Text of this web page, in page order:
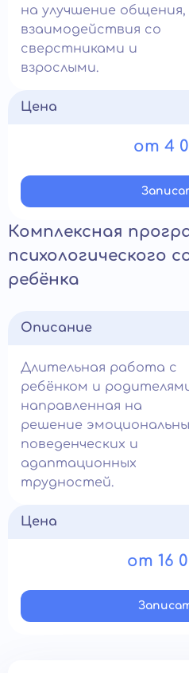
на улучшение общения,
взаимодействия со
сверстниками и
взрослыми.
Цена
от 4
Комплексная
психологического
ребёнка
Описание
Длительная работа с
ребёнком и
направленная на
решение
поведенческих и
адаптационных
трудностей.
Цена
от 16